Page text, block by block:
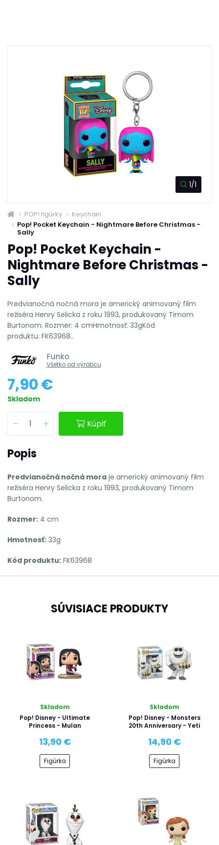
1/1
POP! figúrky
Keychain
Pop! Pocket Keychain - Nightmare Before Christmas -
Sally
Pop! Pocket Keychain -
Nightmare Before Christmas -
Sally
Predvianočná nočná mora je americký animovaný film
režiséra Henry Selicka z roku 1993, produkovaný Timom
Burtonom. Rozmer: 4 cmHmotnosť: 33gKód
produktu: FK63968..
Funko
Všetko od výrobcu
7,90 €
Skladom
Kúpiť
Popis
Predvianočná nočná mora je americký animovaný film
režiséra Henry Selicka z roku 1993, produkovaný Timom
Burtonom.
Rozmer: 4 cm
Hmotnosť: 33g
Kód produktu: FK63968
SÚVISIACE PRODUKTY
Skladom
Pop! Disney - Ultimate
Princess - Mulan
13,90 €
Figúrka
Skladom
Pop! Disney - Monsters
20th Anniversary - Yeti
14,90 €
Figúrka